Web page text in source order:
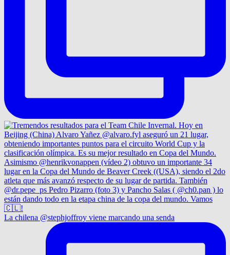
La chilena @stephjoffroy viene marcando una senda